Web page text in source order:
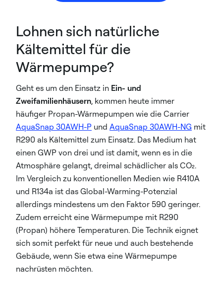
Lohnen sich natürliche
Kältemittel für die
Wärmepumpe?
Geht es um den Einsatz in Ein- und
Zweifamilienhäusern, kommen heute immer
häufiger Propan-Wärmepumpen wie die Carrier
AquaSnap 30AWH-P und AquaSnap 30AWH-NG mit
R290 als Kältemittel zum Einsatz. Das Medium hat
einen GWP von drei und ist damit, wenn es in die
Atmosphäre gelangt, dreimal schädlicher als CO₂.
Im Vergleich zu konventionellen Medien wie R410A
und R134a ist das Global-Warming-Potenzial
allerdings mindestens um den Faktor 590 geringer.
Zudem erreicht eine Wärmepumpe mit R290
(Propan) höhere Temperaturen. Die Technik eignet
sich somit perfekt für neue und auch bestehende
Gebäude, wenn Sie etwa eine Wärmepumpe
nachrüsten möchten.